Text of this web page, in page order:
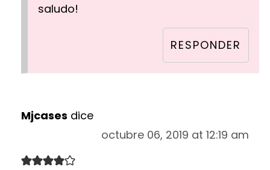
saludo!
RESPONDER
Mjcases dice
octubre 06, 2019 at 12:19 am